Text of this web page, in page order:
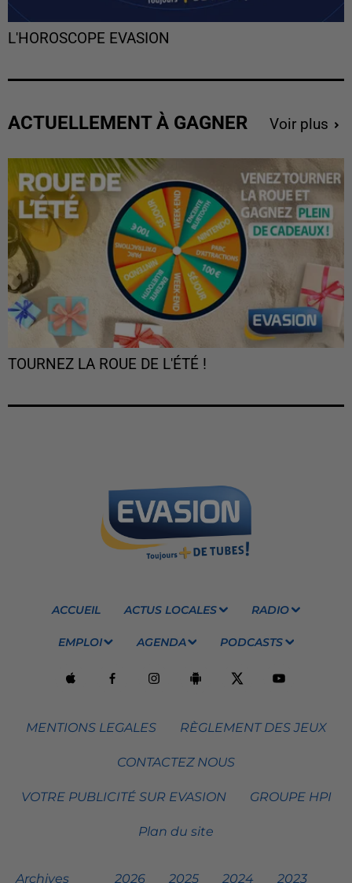
L'HOROSCOPE EVASION
ACTUELLEMENT À GAGNER Voir plus
TOURNEZ LA ROUE DE L'ÉTÉ !
ACCUEIL ACTUS LOCALES RADIO
EMPLOI AGENDA PODCASTS
MENTIONS LEGALES RÈGLEMENT DES JEUX
CONTACTEZ NOUS
VOTRE PUBLICITÉ SUR EVASION GROUPE HPI
Plan du site
Archives 2026 2025 2024 2023